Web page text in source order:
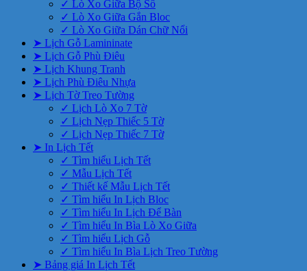
✓ Lò Xo Giữa Bộ Số
✓ Lò Xo Giữa Gắn Bloc
✓ Lò Xo Giữa Dán Chữ Nổi
➤ Lịch Gỗ Lamininate
➤ Lịch Gỗ Phù Điêu
➤ Lịch Khung Tranh
➤ Lịch Phù Điêu Nhựa
➤ Lịch Tờ Treo Tường
✓ Lịch Lò Xo 7 Tờ
✓ Lịch Nẹp Thiếc 5 Tờ
✓ Lịch Nẹp Thiếc 7 Tờ
➤ In Lịch Tết
✓ Tìm hiểu Lịch Tết
✓ Mẫu Lịch Tết
✓ Thiết kế Mẫu Lịch Tết
✓ Tìm hiểu In Lịch Bloc
✓ Tìm hiểu In Lịch Để Bàn
✓ Tìm hiểu In Bìa Lò Xo Giữa
✓ Tìm hiểu Lịch Gỗ
✓ Tìm hiểu In Bìa Lịch Treo Tường
➤ Bảng giá In Lịch Tết